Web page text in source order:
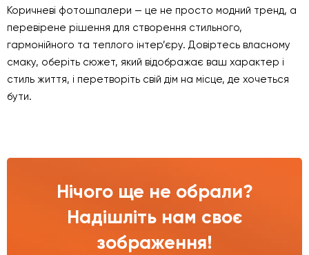
Коричневі фотошпалери — це не просто модний тренд, а
перевірене рішення для створення стильного,
гармонійного та теплого інтер’єру. Довіртесь власному
смаку, оберіть сюжет, який відображає ваш характер і
стиль життя, і перетворіть свій дім на місце, де хочеться
бути.
Нічого ще не обрали?
Надішліть нам своє
зображення!